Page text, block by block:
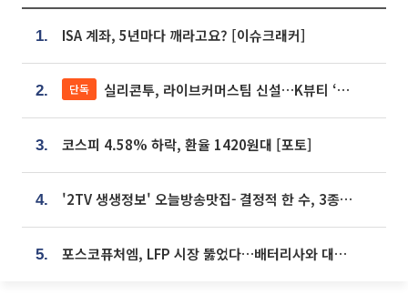
1. ISA 계좌, 5년마다 깨라고요? [이슈크래커]
2. 단독 실리콘투, 라이브커머스팀 신설…K뷰티 ‘글로벌 판매망’ 확대[K뷰티 라방戰]
3. 코스피 4.58% 하락, 환율 1420원대 [포토]
4. '2TV 생생정보' 오늘방송맛집- 결정적 한 수, 3종 메밀면! 메밀 소바 맛집 '의○○○○'
5. 포스코퓨처엠, LFP 시장 뚫었다…배터리사와 대규모 장기 공급 합의